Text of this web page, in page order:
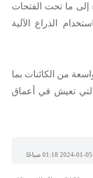
إلى ما تحت الفتحات
الذراع الآلية
من الكائنات بما
تعيش في أعماق